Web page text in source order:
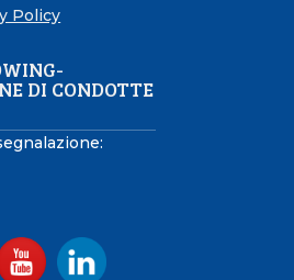
Policy
DI CONDOTTE